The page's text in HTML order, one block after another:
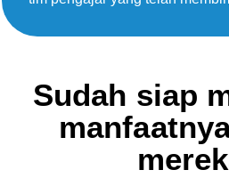
Sudah siap